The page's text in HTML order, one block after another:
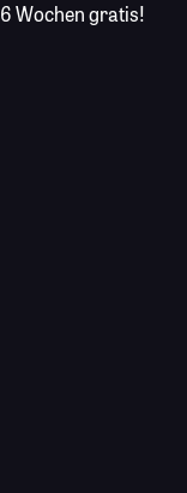
6 Wochen gratis!